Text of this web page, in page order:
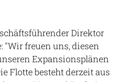
Direktor
"Wir freuen uns, diesen
Expansionsplänen
Flotte besteht derzeit aus